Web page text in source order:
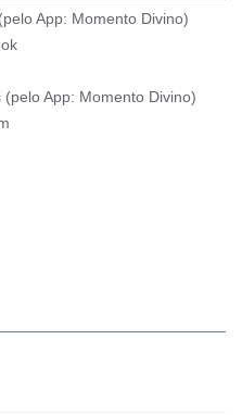
App: Momento Divino)
(pelo App: Momento Divino)